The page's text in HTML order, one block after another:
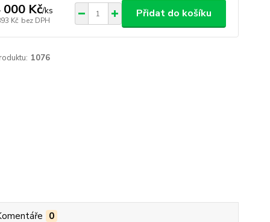
000 Kč/ks
Kč bez DPH
Přidat do košíku
1076
0